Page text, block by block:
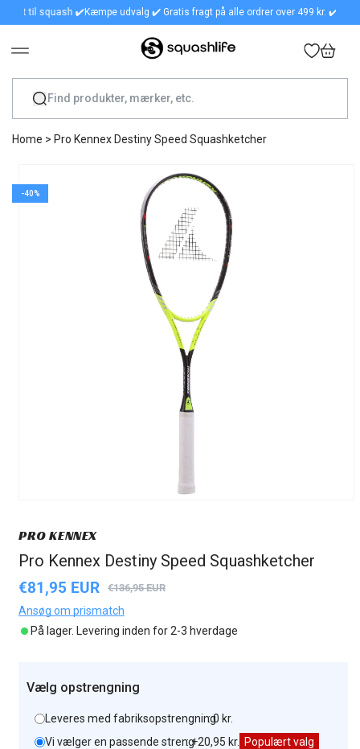
GÅ TIL INDHOLD
alt til squash ✔️Kæmpe udvalg ✔️ Gratis fragt på alle ordrer over 499 kr. ✔️
Indkøbskurv
Home > Pro Kennex Destiny Speed Squashketcher
GÅ TIL PRODUKTOPLYSNINGER
-40%
PRO KENNEX
Pro Kennex Destiny Speed Squashketcher
Udsalgspris
€81,95 EUR
Normalpris €136,95 EUR
Ansøg om prismatch
På lager. Levering inden for 2-3 hverdage
Vælg opstrengning
Leveres med fabriksopstrengning: 0 kr.
Vi vælger en passende streng: +20,95 kr.
Populært valg